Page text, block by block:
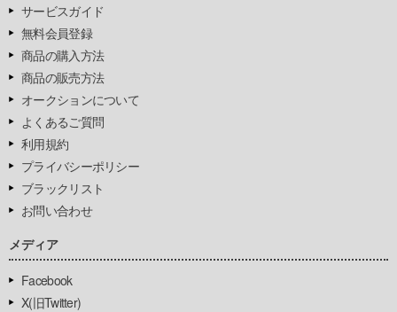
サービスガイド
無料会員登録
商品の購入方法
商品の販売方法
オークションについて
よくあるご質問
利用規約
プライバシーポリシー
ブラックリスト
お問い合わせ
メディア
Facebook
X(旧Twitter)